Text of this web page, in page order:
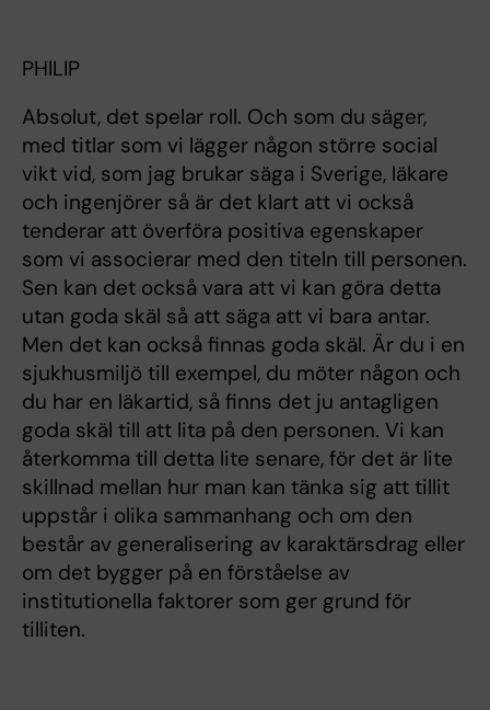
PHILIP
Absolut, det spelar roll. Och som du säger,
med titlar som vi lägger någon större social
vikt vid, som jag brukar säga i Sverige, läkare
och ingenjörer så är det klart att vi också
tenderar att överföra positiva egenskaper
som vi associerar med den titeln till personen.
Sen kan det också vara att vi kan göra detta
utan goda skäl så att säga att vi bara antar.
Men det kan också finnas goda skäl. Är du i en
sjukhusmiljö till exempel, du möter någon och
du har en läkartid, så finns det ju antagligen
goda skäl till att lita på den personen. Vi kan
återkomma till detta lite senare, för det är lite
skillnad mellan hur man kan tänka sig att tillit
uppstår i olika sammanhang och om den
består av generalisering av karaktärsdrag eller
om det bygger på en förståelse av
institutionella faktorer som ger grund för
tilliten.